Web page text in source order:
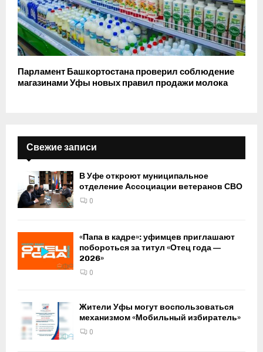
Парламент Башкортостана проверил соблюдение
магазинами Уфы новых правил продажи молока
Свежие записи
В Уфе откроют муниципальное
отделение Ассоциации ветеранов СВО
0
«Папа в кадре»: уфимцев приглашают
побороться за титул «Отец года —
2026»
0
Жители Уфы могут воспользоваться
механизмом «Мобильный избиратель»
0